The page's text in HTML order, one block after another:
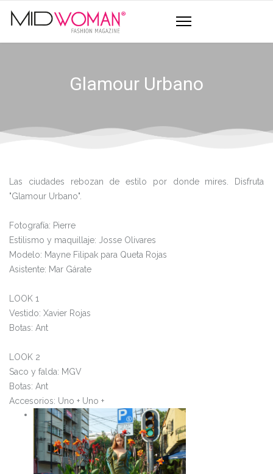
Glamour Urbano
Las ciudades rebozan de estilo por donde mires. Disfruta
"Glamour Urbano".
Fotografía: Pierre
Estilismo y maquillaje: Josse Olivares
Modelo: Mayne Filipak para Queta Rojas
Asistente: Mar Gárate
LOOK 1
Vestido: Xavier Rojas
Botas: Ant
LOOK 2
Saco y falda: MGV
Botas: Ant
Accesorios: Uno + Uno +